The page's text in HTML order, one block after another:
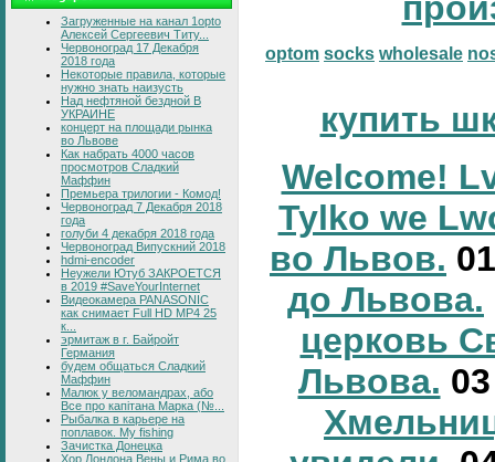
Загруженные на канал 1opto
Алексей Сергеевич Титу...
Червоноград 17 Декабря
2018 года
Некоторые правила, которые
нужно знать наизусть
Над нефтяной бездной В
УКРАИНЕ
концерт на площади рынка
во Львове
Как набрать 4000 часов
просмотров Сладкий
Маффин
Премьера трилогии - Комод!
Червоноград 7 Декабря 2018
года
голуби 4 декабря 2018 года
Червоноград Випускний 2018
hdmi-encoder
Неужели Ютуб ЗАКРОЕТСЯ
в 2019 #SaveYourInternet
Видеокамера PANASONIC
как снимает Full HD MP4 25
к...
эрмитаж в г. Байройт
Германия
будем общаться Сладкий
Маффин
Малюк у веломандрах, або
Все про капітана Марка (№...
Рыбалка в карьере на
поплавок. My fishing
Зачистка Донецка
Хор Лондона Вены и Рима во
optom socks wholesale
купить
Welcome!
Tylko we
во Львов.
до Львова.
церковь
Львова.